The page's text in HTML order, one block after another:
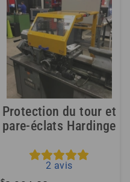
Protection du tour et
pare-éclats Hardinge
2 avis